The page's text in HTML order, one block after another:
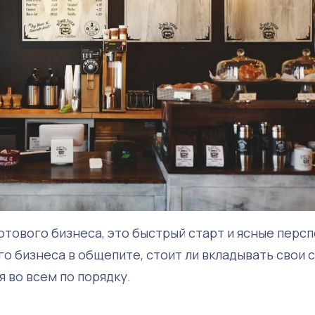
бизнеса, это быстрый старт и ясные
бизнеса в общепите, стоит ли вкладывать свои
во всем по порядку.